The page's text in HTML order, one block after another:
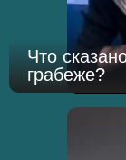
Что
грабеже?